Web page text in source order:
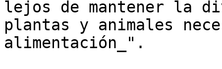
lejos de mantener la
plantas y animales
alimentación_".